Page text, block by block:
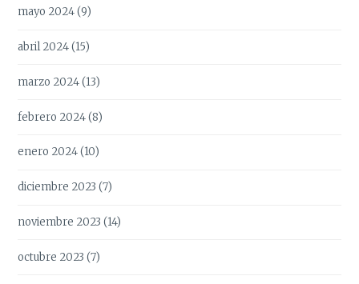
mayo 2024(9)
abril 2024(15)
marzo 2024(13)
febrero 2024(8)
enero 2024(10)
diciembre 2023 (7)
noviembre 2023 (14)
octubre 2023 (7)